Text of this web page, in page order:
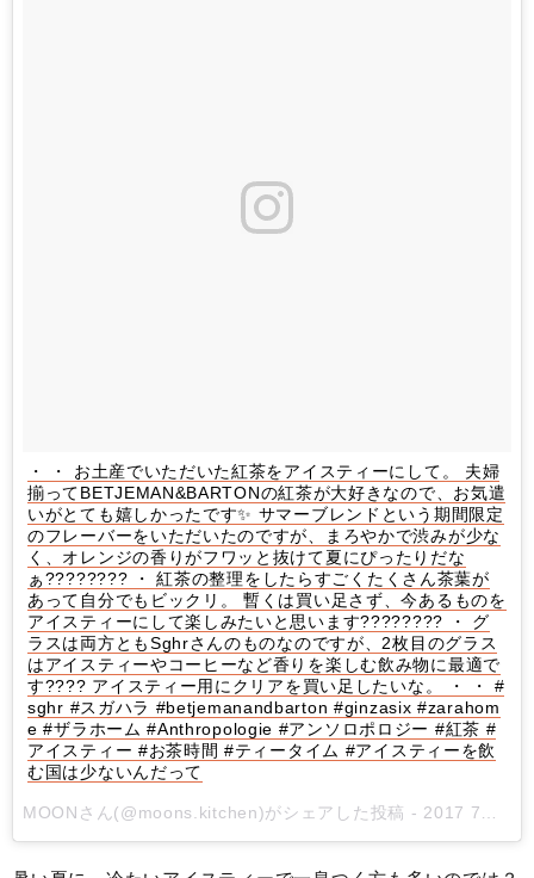
・ ・ お土産でいただいた紅茶をアイスティーにして。 夫婦
揃ってBETJEMAN&BARTONの紅茶が大好きなので、お気遣
いがとても嬉しかったです✨ サマーブレンドという期間限定
のフレーバーをいただいたのですが、まろやかで渋みが少な
く、オレンジの香りがフワッと抜けて夏にぴったりだな
ぁ???????? ・ 紅茶の整理をしたらすごくたくさん茶葉が
あって自分でもビックリ。 暫くは買い足さず、今あるものを
アイスティーにして楽しみたいと思います???????? ・ グ
ラスは両方ともSghrさんのものなのですが、2枚目のグラス
はアイスティーやコーヒーなど香りを楽しむ飲み物に最適で
す???? アイスティー用にクリアを買い足したいな。 ・ ・ #
sghr #スガハラ #betjemanandbarton #ginzasix #zarahom
e #ザラホーム #Anthropologie #アンソロポロジー #紅茶 #
アイスティー #お茶時間 #ティータイム #アイスティーを飲
む国は少ないんだって
MOONさん(@moons.kitchen)がシェアした投稿 - 2017 7月 9 2:12午前 PDT